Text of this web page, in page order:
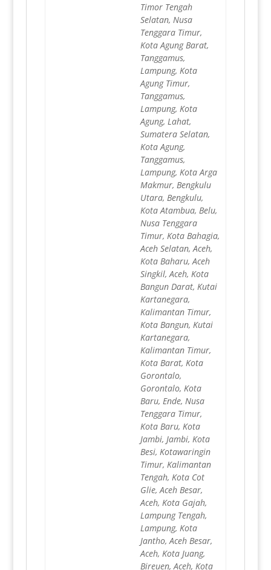
Timor Tengah
Selatan, Nusa
Tenggara Timur,
Kota Agung Barat,
Tanggamus,
Lampung, Kota
Agung Timur,
Tanggamus,
Lampung, Kota
Agung, Lahat,
Sumatera Selatan,
Kota Agung,
Tanggamus,
Lampung, Kota Arga
Makmur, Bengkulu
Utara, Bengkulu,
Kota Atambua, Belu,
Nusa Tenggara
Timur, Kota Bahagia,
Aceh Selatan, Aceh,
Kota Baharu, Aceh
Singkil, Aceh, Kota
Bangun Darat, Kutai
Kartanegara,
Kalimantan Timur,
Kota Bangun, Kutai
Kartanegara,
Kalimantan Timur,
Kota Barat, Kota
Gorontalo,
Gorontalo, Kota
Baru, Ende, Nusa
Tenggara Timur,
Kota Baru, Kota
Jambi, Jambi, Kota
Besi, Kotawaringin
Timur, Kalimantan
Tengah, Kota Cot
Glie, Aceh Besar,
Aceh, Kota Gajah,
Lampung Tengah,
Lampung, Kota
Jantho, Aceh Besar,
Aceh, Kota Juang,
Bireuen, Aceh, Kota